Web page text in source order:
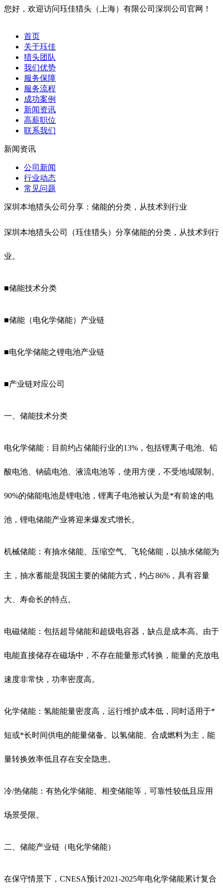
您好，欢迎访问珏佳猎头（上海）有限公司深圳公司官网！
首页
关于珏佳
猎头团队
我们优势
服务保障
服务流程
成功案例
新闻资讯
高薪职位
联系我们
新闻资讯
公司新闻
行业动态
常见问题
深圳本地猎头公司分享：储能的分类，从技术到行业
深圳本地猎头公司（珏佳猎头）分享储能的分类，从技术到行
业。
■储能技术分类
■储能（电化学储能）产业链
■电化学储能之锂电池产业链
■产业链对应公司
一、储能技术分类
电化学储能：目前约占储能行业的13%，包括锂离子电池、铅
酸电池、钠硫电池、液流电池等，使用方便，不受地域限制。
90%的储能电池是锂电池，锂离子电池被认为是*有前途的电
池，锂电储能产业将迎来爆发式增长。
机械储能：有抽水储能、压缩空气、飞轮储能，以抽水储能为
主，抽水蓄能是我国主要的储能方式，约占86%，具有容量
大、寿命长的特点。
电磁储能：包括超导储能和超级电容器，缺点是成本高。由于
电能直接储存在磁场中，不存在能量形式转换，能量的充放电
速度非常快，功率密度高。
化学储能：氢能能量密度高，运行维护成本低，同时适用于*
短或*长时间供电的能量储备。以氢储能、合成燃料为主，能
量转换效率低且存在安全隐患。
冷/热储能：有热化学储能、相变储能等，可靠性较低且应用
场景受限。
二、储能产业链（电化学储能）
在保守情景下，CNESA预计2021-2025年电化学储能累计复合